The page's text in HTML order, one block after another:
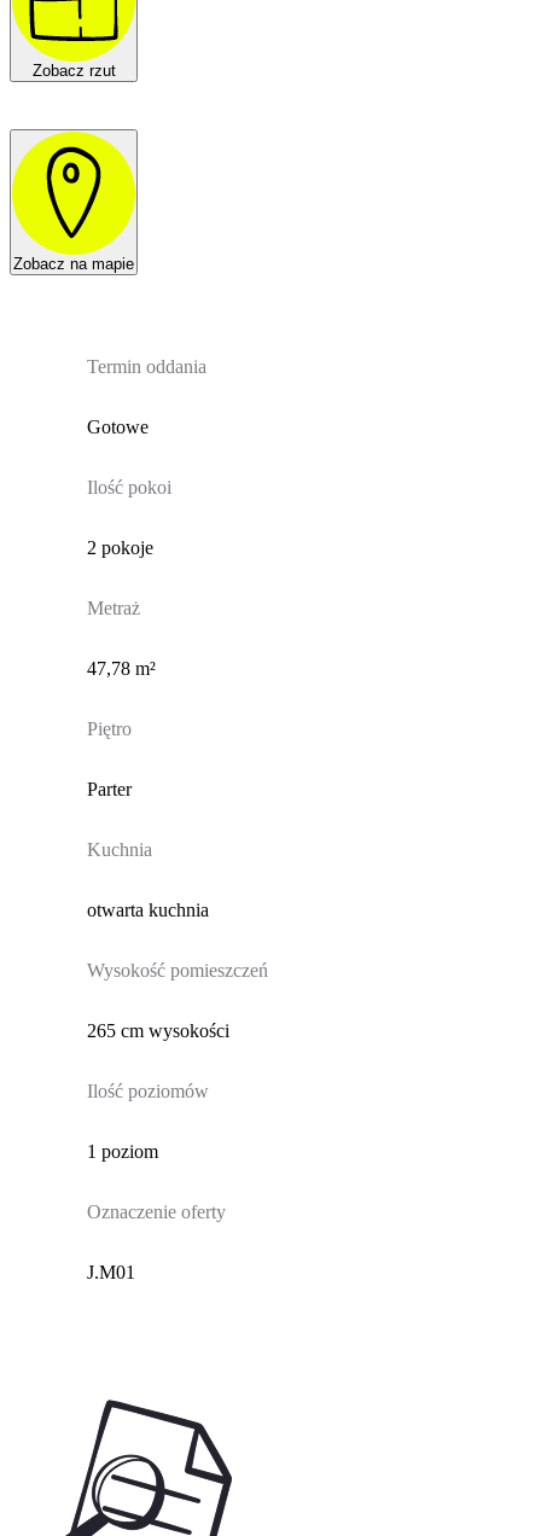
Zobacz rzut
Zobacz na mapie
Termin oddania
Gotowe
Ilość pokoi
2 pokoje
Metraż
47,78 m²
Piętro
Parter
Kuchnia
otwarta kuchnia
Wysokość pomieszczeń
265 cm wysokości
Ilość poziomów
1 poziom
Oznaczenie oferty
J.M01